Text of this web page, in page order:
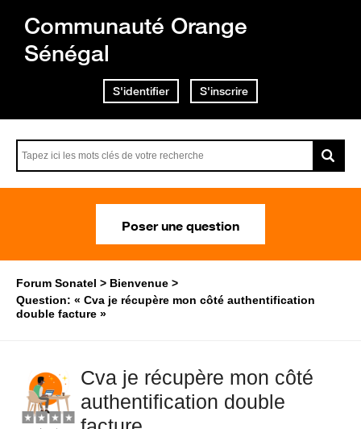
Communauté Orange
Sénégal
S'identifier S'inscrire
Poser une question
Forum Sonatel
Bienvenue
Question: « Cva je récupère mon côté authentification
double facture »
Cva je récupère mon côté
authentification double